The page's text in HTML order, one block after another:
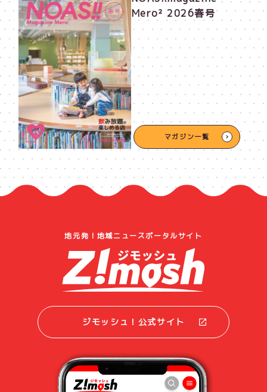
Mero² 2026春号
マガジン一覧
地元発！地域ニュースポータルサイト
ジモッシュ！公式サイト